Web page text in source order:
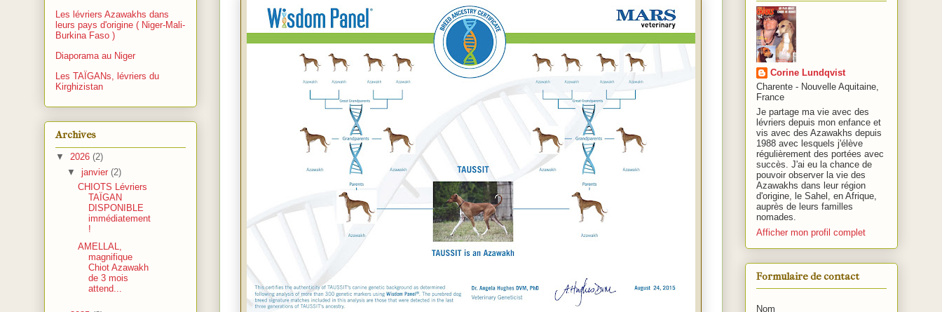
Les lévriers Azawakhs dans
leurs pays d'origine ( Niger-Mali-
Burkina Faso )
Diaporama au Niger
Les TAÏGANs, lévriers du
Kirghizistan
Archives
▼ 2026 (2)
▼ janvier (2)
CHIOTS Lévriers
TAÏGAN
DISPONIBLE
immédiatement
!
AMELLAL,
magnifique
Chiot Azawakh
de 3 mois
attend...
Corine Lundqvist
Charente - Nouvelle Aquitaine,
France
Je partage ma vie avec des
lévriers depuis mon enfance et
vis avec des Azawakhs depuis
1988 avec lesquels j'élève
régulièrement des portées avec
succès. J'ai eu la chance de
pouvoir observer la vie des
Azawakhs dans leur région
d'origine, le Sahel, en Afrique,
auprès de leurs familles
nomades.
Afficher mon profil complet
Formulaire de contact
Nom